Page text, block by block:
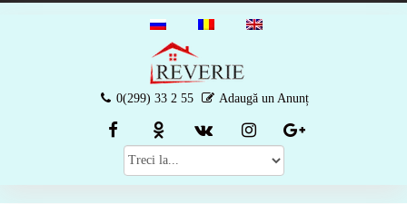
0(299) 33 2 55 Adaugă un Anunț